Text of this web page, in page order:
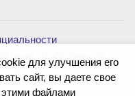
изображения с
для улучшения его
сайт, вы даете свое
этими файлами